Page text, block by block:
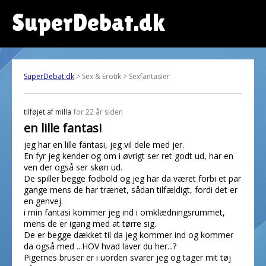
SuperDebat.dk
SuperDebat.dk > Sex & Erotik > Sexfantasier
tilføjet af milla for 22 år siden
en lille fantasi
jeg har en lille fantasi, jeg vil dele med jer.
En fyr jeg kender og om i øvrigt ser ret godt ud, har en
ven der også ser skøn ud.
De spiller begge fodbold og jeg har da været forbi et par
gange mens de har trænet, sådan tilfældigt, fordi det er
en genvej.
i min fantasi kommer jeg ind i omklædningsrummet,
mens de er igang med at tørre sig.
De er begge dækket til da jeg kommer ind og kommer
da også med ...HOV hvad laver du her...?
Pigernes bruser er i uorden svarer jeg og tager mit tøj